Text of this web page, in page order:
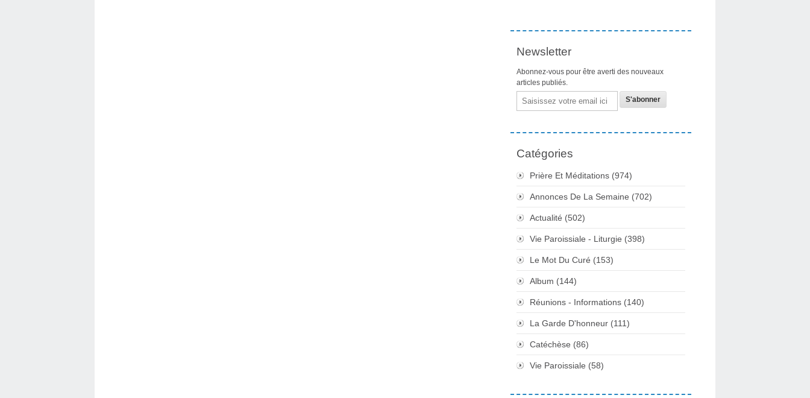
Newsletter
Abonnez-vous pour être averti des nouveaux
articles publiés.
Email
Catégories
Prière Et Méditations (974)
Annonces De La Semaine (702)
Actualité (502)
Vie Paroissiale - Liturgie (398)
Le Mot Du Curé (153)
Album (144)
Réunions - Informations (140)
La Garde D'honneur (111)
Catéchèse (86)
Vie Paroissiale (58)